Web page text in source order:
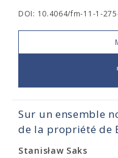
DOI: 10.4064/fm-11-1-
Sur un ensemble
de la propriété de
Stanisław Saks